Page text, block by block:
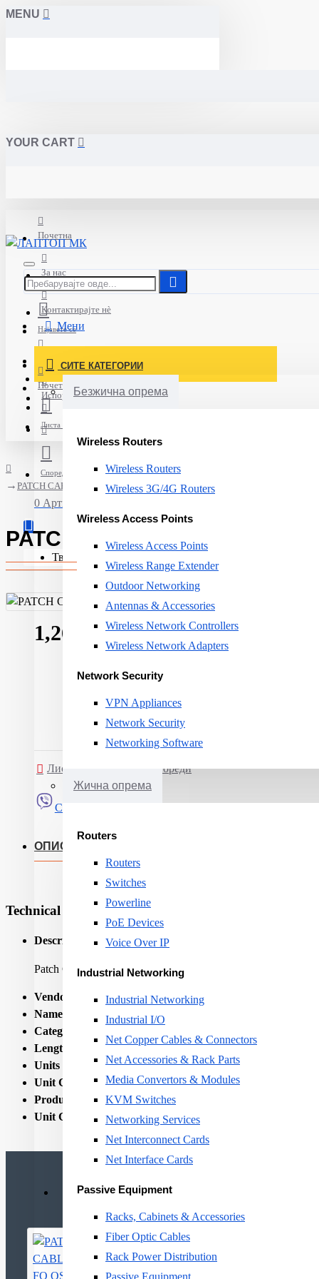
MENU
YOUR CART
Почетна
За нас
Контактирајте нè
Постави нарачка
Испорака
Најавете се
Нов корисник
Листа на желби
Спореди
0 Артикли - 0ден.
Твојата кошничка е празна!
Мени
СИТЕ КАТЕГОРИИ
Безжична опрема
Wireless Routers
Wireless Routers
Wireless 3G/4G Routers
Wireless Access Points
Wireless Access Points
Wireless Range Extender
Outdoor Networking
Antennas & Accessories
Wireless Network Controllers
Wireless Network Adapters
Network Security
VPN Appliances
Network Security
Networking Software
Жична опрема
Routers
Routers
Switches
Powerline
PoE Devices
Voice Over IP
Industrial Networking
Industrial Networking
Industrial I/O
Net Copper Cables & Connectors
Net Accessories & Rack Parts
Media Convertors & Modules
KVM Switches
Networking Services
Net Interconnect Cards
Net Interface Cards
Passive Equipment
Racks, Cabinets & Accessories
Fiber Optic Cables
Rack Power Distribution
Passive Equipment
Почетна
PATCH CABLE FO OS2 LCD/5M R308905 R&M
PATCH CABLE FO OS2 LCD/
1,269ден.
Листа на желби Спореди
Сподели
ОПИС
Technical Specifications
Description:
Patch Cord LC-Duplex PC - LC-Duplex PC, blue/blue,
Vendor Homepage:www.ecatalog.rdm.com
Name:
PATCH CABLE FO OS2 LCD/5M R308905 R&M
Category Code:
Length:
Units per Shipping Box:1
Unit Calculated Volume:0.000361
Product Net Weight: 0.1
Unit Calculated Weight:0.11